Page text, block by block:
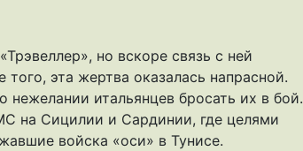
но вскоре связь с ней
эта жертва оказалась напрасной.
итальянцев бросать их в бой.
на Сицилии и Сардинии, где целями
войска «оси» в Тунисе.